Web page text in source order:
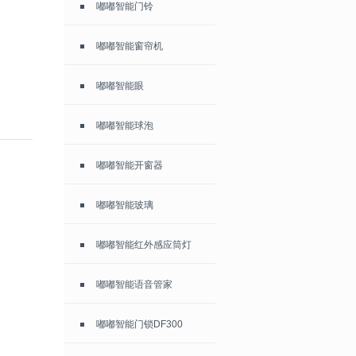
嘟嘟智能门铃
嘟嘟智能窗帘机
嘟嘟智能眼
嘟嘟智能球泡
嘟嘟智能开窗器
嘟嘟智能玻璃
嘟嘟智能红外感应筒灯
嘟嘟智能语音管家
嘟嘟智能门锁DF300